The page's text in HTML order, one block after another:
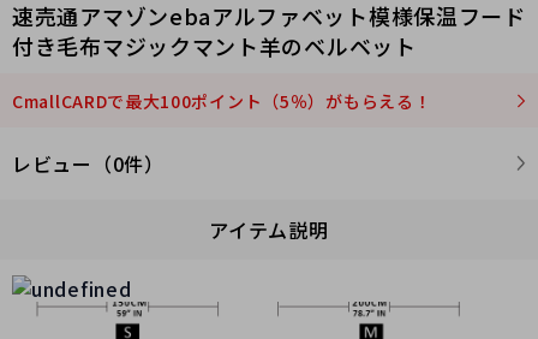
速売通アマゾンebaアルファベット模様保温フード
付き毛布マジックマント羊のベルベット
CmallCARDで最大100ポイント（5％）がもらえる！
レビュー（0件）
アイテム説明